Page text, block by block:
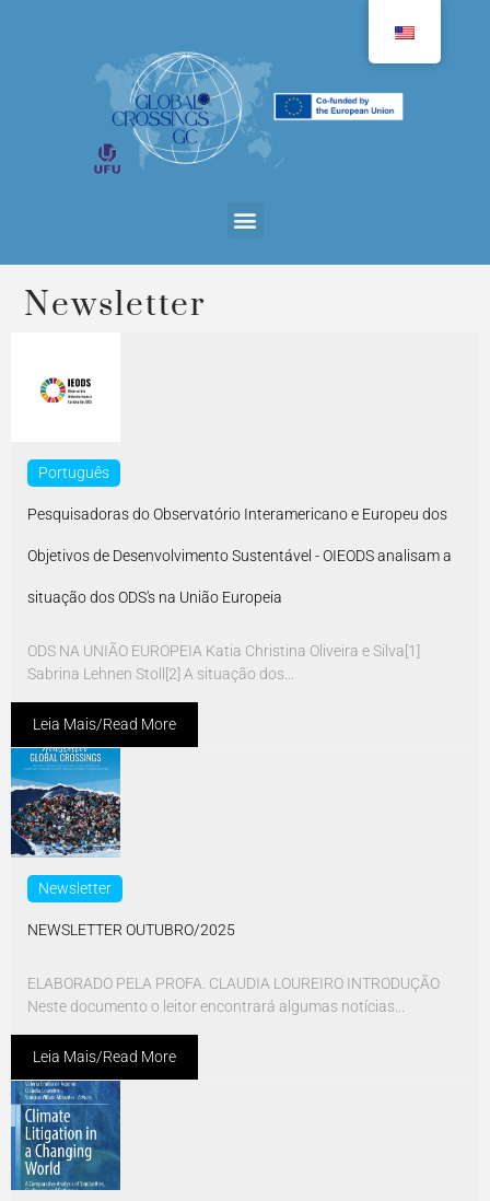
Newsletter
Português
Pesquisadoras do Observatório Interamericano e Europeu dos
Objetivos de Desenvolvimento Sustentável - OIEODS analisam a
situação dos ODS's na União Europeia
ODS NA UNIÃO EUROPEIA Katia Christina Oliveira e Silva[1]
Sabrina Lehnen Stoll[2] A situação dos...
Leia Mais/Read More
Newsletter
NEWSLETTER OUTUBRO/2025
ELABORADO PELA PROFA. CLAUDIA LOUREIRO INTRODUÇÃO
Neste documento o leitor encontrará algumas notícias...
Leia Mais/Read More